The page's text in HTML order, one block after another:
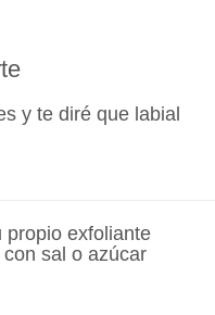
y te diré que labial
propio exfoliante
sal o azúcar